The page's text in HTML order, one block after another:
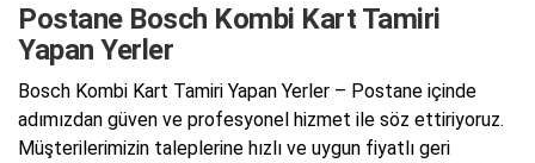
Postane Bosch Kombi Kart Tamiri
Yapan Yerler
Bosch Kombi Kart Tamiri Yapan Yerler – Postane içinde
adımızdan güven ve profesyonel hizmet ile söz ettiriyoruz.
Müşterilerimizin taleplerine hızlı ve uygun fiyatlı geri